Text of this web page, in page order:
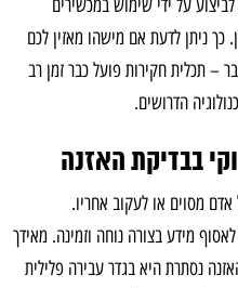
על ידי שימוש במכשירים
ניתן לדעת אם מישהו מאזין לכם
– תכלית חקירות פועל כבר זמן רב
הדרושים.
בבדיקת האזנה
אדם מסוים או לעקוב אחריו.
מידע בצורה נוחה וזמינה. מאידך
נסתרת היא בגדר עבירה פלילית